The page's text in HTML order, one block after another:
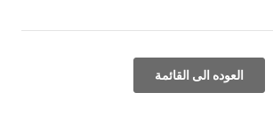
العوده الى القائمة